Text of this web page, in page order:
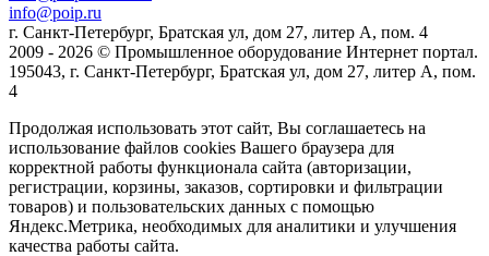
info@poip.ru
г. Санкт-Петербург, Братская ул, дом 27, литер А, пом. 4
2009 - 2026 © Промышленное оборудование Интернет портал.
195043, г. Санкт-Петербург, Братская ул, дом 27, литер А, пом.
4
Продолжая использовать этот сайт, Вы соглашаетесь на
использование файлов cookies Вашего браузера для
корректной работы функционала сайта (авторизации,
регистрации, корзины, заказов, сортировки и фильтрации
товаров) и пользовательских данных с помощью
Яндекс.Метрика, необходимых для аналитики и улучшения
качества работы сайта.